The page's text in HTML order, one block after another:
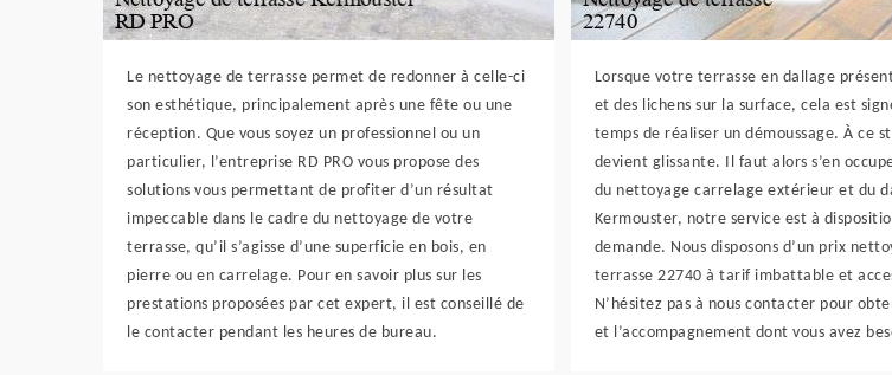
Le nettoyage de terrasse permet de redonner à celle-ci
son esthétique, principalement après une fête ou une
réception. Que vous soyez un professionnel ou un
particulier, l’entreprise RD PRO vous propose des
solutions vous permettant de profiter d’un résultat
impeccable dans le cadre du nettoyage de votre
terrasse, qu’il s’agisse d’une superficie en bois, en
pierre ou en carrelage. Pour en savoir plus sur les
prestations proposées par cet expert, il est conseillé de
le contacter pendant les heures de bureau.
Lorsque votre terrasse en dallage
et des lichens sur la surface, cela est
temps de réaliser un démoussage. À ce
devient glissante. Il faut alors s’en
du nettoyage carrelage extérieur et du
Kermouster, notre service est à
demande. Nous disposons d’un prix
terrasse 22740 à tarif imbattable et
N’hésitez pas à nous contacter pour
et l’accompagnement dont vous avez